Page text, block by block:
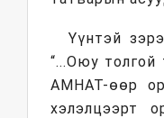
Үүнтэй
“...Оюу толгой
АМНАТ-өөр
хэлэлцээрт